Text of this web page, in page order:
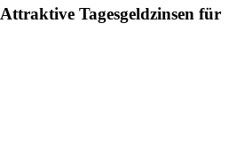
Attraktive Tagesgeldzinsen für